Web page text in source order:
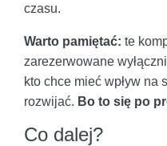
czasu.
Warto pamiętać: te
zarezerwowane
kto chce mieć wpływ
rozwijać. Bo to się po
Co dalej?